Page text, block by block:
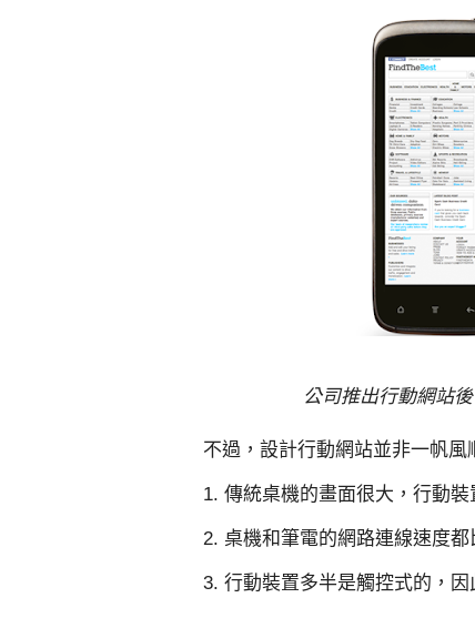
公司推出行動網站
不過，設計行動網站並非一帆風
1. 傳統桌機的畫面很大，行動裝
2. 桌機和筆電的網路連線速度都
3. 行動裝置多半是觸控式的，